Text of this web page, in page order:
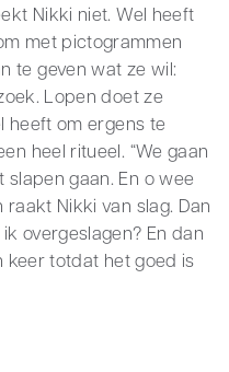
Nikki niet. Wel heeft
met pictogrammen
te geven wat ze wil:
Lopen doet ze
heeft om ergens te
heel ritueel. “We gaan
gaan. En o wee
Nikki van slag. Dan
overgeslagen? En dan
keer totdat het goed is